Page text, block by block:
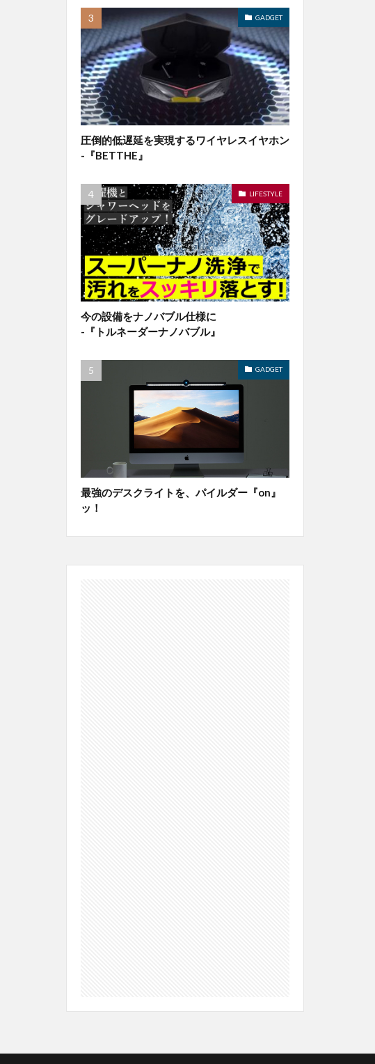
GADGET
圧倒的低遅延を実現するワイヤレスイヤホン
-『BETTHE』
LIFESTYLE
今の設備をナノバブル仕様に
-『トルネーダーナノバブル』
GADGET
最強のデスクライトを、パイルダー『on』
ッ！